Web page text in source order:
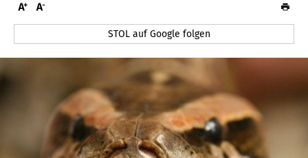
STOL auf Google folgen